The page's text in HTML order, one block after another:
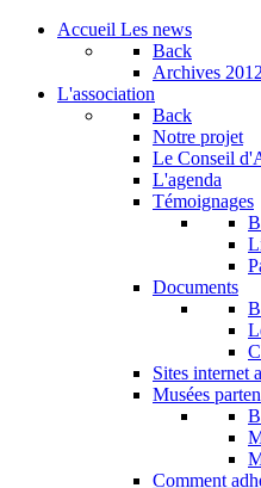
Accueil Les news
Back
Archives
L'association
Back
Notre projet
Le Conseil
L'agenda
Témoignages
Documents
Sites internet
Musées
Comment